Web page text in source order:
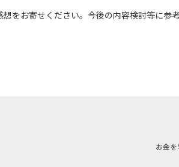
をお寄せください。今後の内容検討等に参
お金